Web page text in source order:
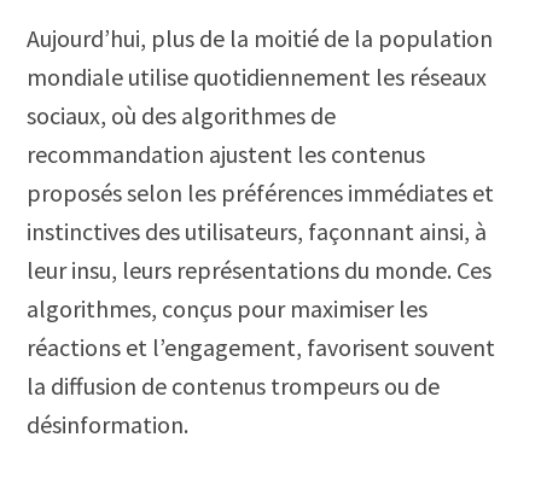
Aujourd’hui, plus de la moitié de la population
mondiale utilise quotidiennement les réseaux
sociaux, où des algorithmes de
recommandation ajustent les contenus
proposés selon les préférences immédiates et
instinctives des utilisateurs, façonnant ainsi, à
leur insu, leurs représentations du monde. Ces
algorithmes, conçus pour maximiser les
réactions et l’engagement, favorisent souvent
la diffusion de contenus trompeurs ou de
désinformation.